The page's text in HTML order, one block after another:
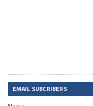
EMAIL SUBCRIBERS